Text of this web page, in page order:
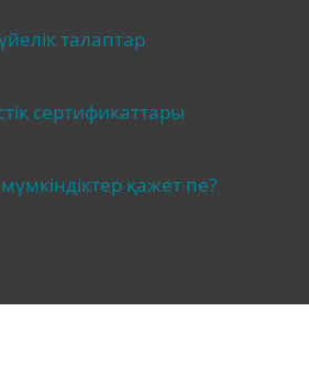
талаптар
сертификаттары
қажет пе?